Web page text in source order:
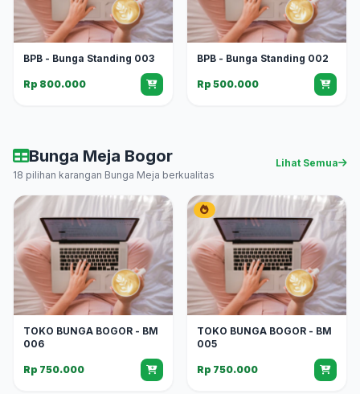
BPB - Bunga Standing 003
Rp 800.000
BPB - Bunga Standing 002
Rp 500.000
Bunga Meja Bogor
18 pilihan karangan Bunga Meja berkualitas
Lihat Semua
TOKO BUNGA BOGOR - BM
006
Rp 750.000
TOKO BUNGA BOGOR - BM
005
Rp 750.000